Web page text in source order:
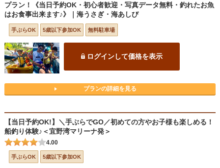
プラン！《当日予約OK・初心者歓迎・写真データ無料・釣れたお魚
はお食事出来ます♪》｜海うさぎ・海あしび
手ぶらOK 5歳以下参加OK 無料駐車場
ログインして価格を表示
プランの詳細を見る
【当日予約OK!】＼手ぶらでGO／初めての方やお子様も楽しめる！
船釣り体験♪＜宜野湾マリーナ発＞
4.00
手ぶらOK 5歳以下参加OK